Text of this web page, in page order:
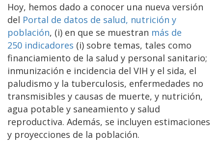
Hoy, hemos dado a conocer una nueva versión
del Portal de datos de salud, nutrición y
población, (i) en que se muestran más de
250 indicadores (i) sobre temas, tales como
financiamiento de la salud y personal sanitario;
inmunización e incidencia del VIH y el sida, el
paludismo y la tuberculosis, enfermedades no
transmisibles y causas de muerte, y nutrición,
agua potable y saneamiento y salud
reproductiva. Además, se incluyen estimaciones
y proyecciones de la población.